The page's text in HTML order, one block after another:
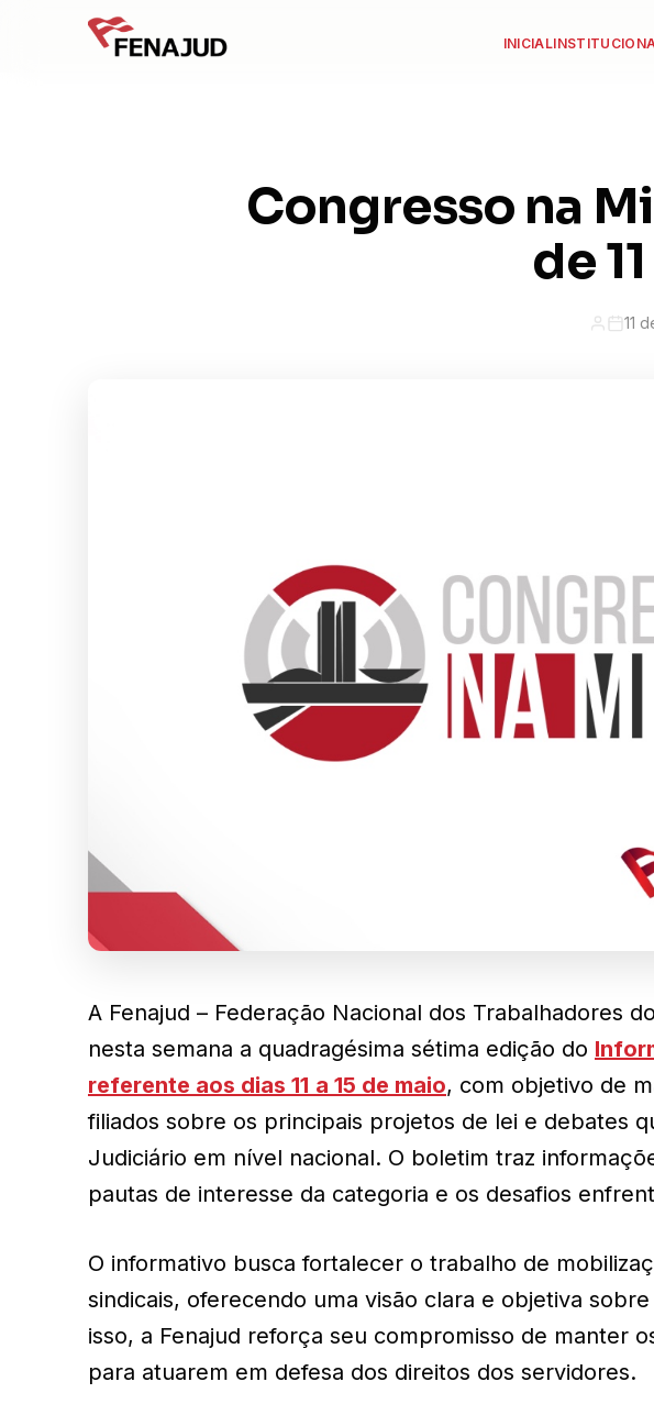
INICIAL
Congresso na
de
11
A Fenajud – Federação Nacional dos Trabalhadores
nesta semana a quadragésima sétima edição do
referente aos dias 11 a 15 de maio, com objetivo de
filiados sobre os principais projetos de lei e debates
Judiciário em nível nacional. O boletim traz
pautas de interesse da categoria e os desafios
O informativo busca fortalecer o trabalho de
sindicais, oferecendo uma visão clara e objetiva
isso, a Fenajud reforça seu compromisso de manter
para atuarem em defesa dos direitos dos servidores.